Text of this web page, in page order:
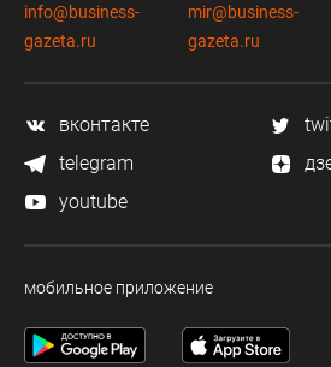
info@business-
gazeta.ru
mir@business-
gazeta.ru
вконтакте
telegram
youtube
мобильное приложение